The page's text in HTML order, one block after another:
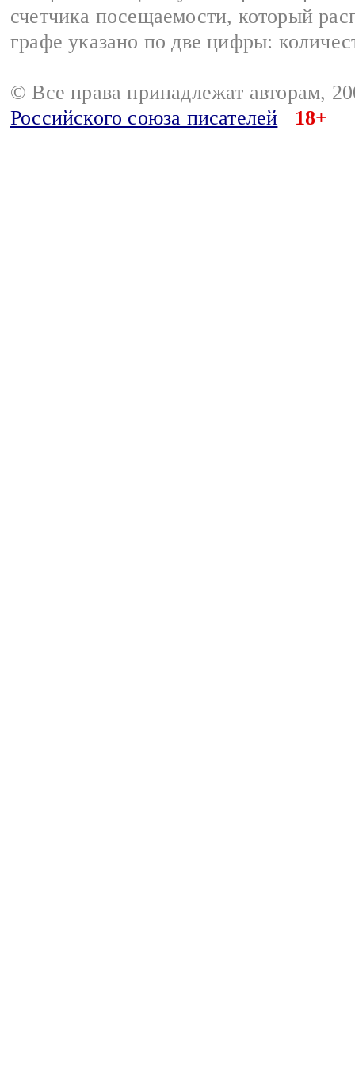
счетчика посещаемости, который
графе указано по две цифры:
© Все права принадлежат авторам,
Российского союза писателей
18+